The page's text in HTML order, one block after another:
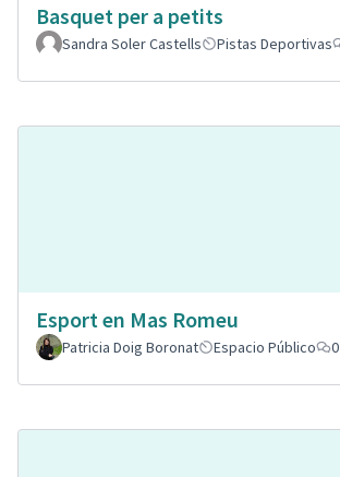
Basquet per a petits
Sandra Soler Castells
Pistas Deportivas
Esport en Mas Romeu
Patricia Doig Boronat
Espacio Público 0